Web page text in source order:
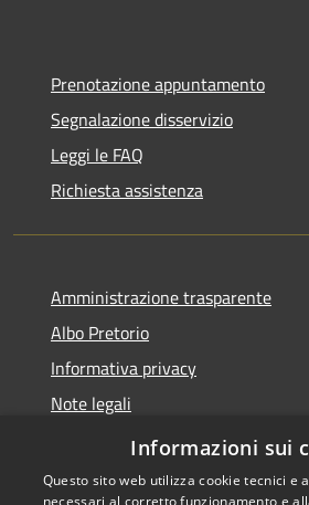
Prenotazione appuntamento
Segnalazione disservizio
Leggi le FAQ
Richiesta assistenza
Amministrazione trasparente
Albo Pretorio
Informativa privacy
Note legali
Dichiarazione di accessibilità
Informazioni sui
Questo sito web utilizza cookie tecnici e
necessari al corretto funzionamento e